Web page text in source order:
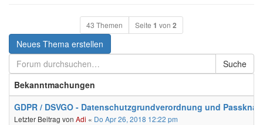
43 Themen Seite 1 von 2
Neues Thema erstellen
Suche
Bekanntmachungen
GDPR / DSVGO - Datenschutzgrundverordnung und
Letzter Beitrag von Adi « Do Apr 26, 2018 12:22 pm